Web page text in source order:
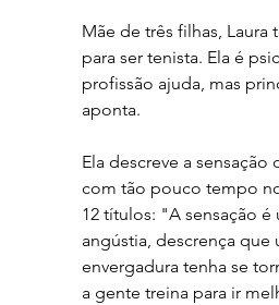
Mãe de três filhas,
para ser tenista. Ela é
profissão ajuda, mas
aponta.
Ela descreve a
com tão pouco tempo
12 títulos: "A sensação
angústia, descrença que
envergadura tenha se
a gente treina para ir